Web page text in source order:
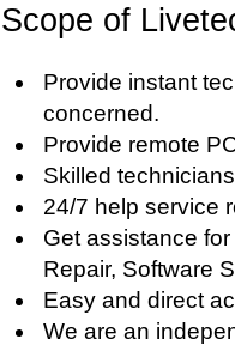
Scope of
Provide instant
concerned.
Provide remote
Skilled
24/7 help service
Get assistance
Repair, Software
Easy and direct
We are an